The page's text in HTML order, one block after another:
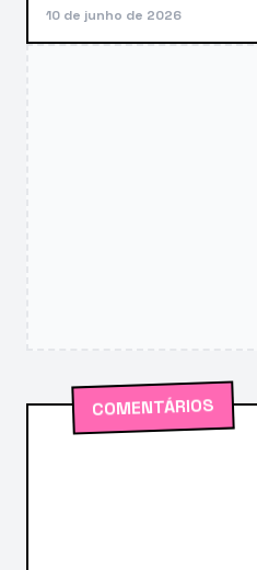
10 de junho de 2026
COMENTÁRIOS